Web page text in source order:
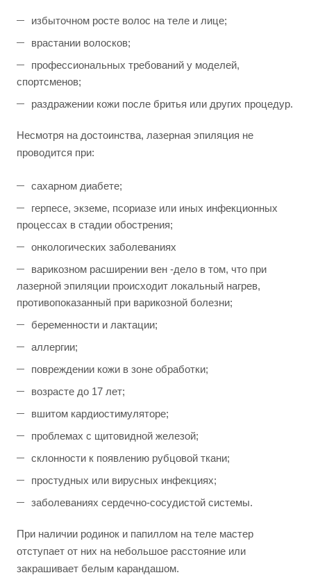
избыточном росте волос на теле и лице;
врастании волосков;
профессиональных требований у моделей,
спортсменов;
раздражении кожи после бритья или других процедур.
Несмотря на достоинства, лазерная эпиляция не
проводится при:
сахарном диабете;
герпесе, экземе, псориазе или иных инфекционных
процессах в стадии обострения;
онкологических заболеваниях
варикозном расширении вен -дело в том, что при
лазерной эпиляции происходит локальный нагрев,
противопоказанный при варикозной болезни;
беременности и лактации;
аллергии;
повреждении кожи в зоне обработки;
возрасте до 17 лет;
вшитом кардиостимуляторе;
проблемах с щитовидной железой;
склонности к появлению рубцовой ткани;
простудных или вирусных инфекциях;
заболеваниях сердечно-сосудистой системы.
При наличии родинок и папиллом на теле мастер
отступает от них на небольшое расстояние или
закрашивает белым карандашом.